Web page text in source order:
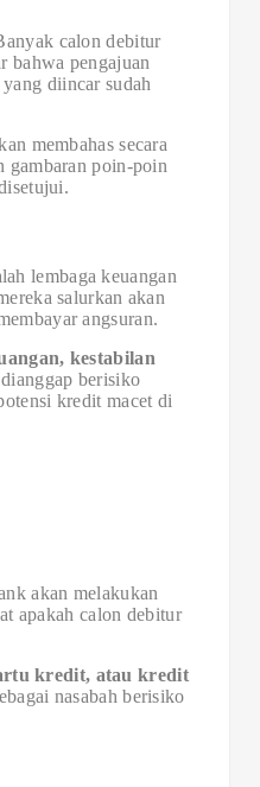
calon debitur
bahwa pengajuan
diincar sudah
membahas secara
gambaran poin-poin
lembaga keuangan
salurkan akan
angsuran.
kestabilan
berisiko
kredit macet di
akan melakukan
apakah calon debitur
kredit, atau kredit
nasabah berisiko